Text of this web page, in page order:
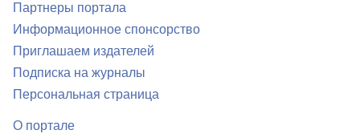
Партнеры портала
Информационное спонсорство
Приглашаем издателей
Подписка на журналы
Персональная страница
О портале